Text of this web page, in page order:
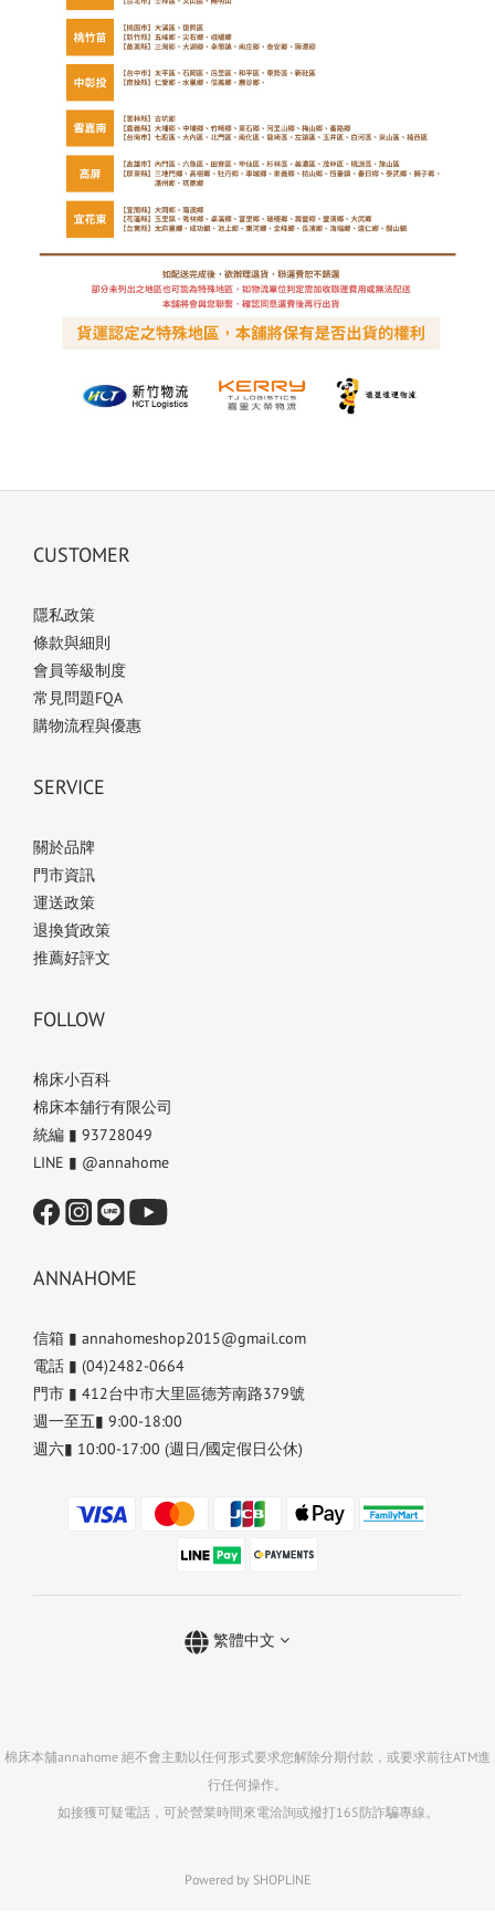
CUSTOMER
隱私政策
條款與細則
會員等級制度
常見問題FQA
購物流程與優惠
SERVICE
關於品牌
門市資訊
運送政策
退換貨政策
推薦好評文
FOLLOW
棉床小百科
棉床本舖行有限公司
統編 ▮ 93728049
LINE ▮ @annahome
ANNAHOME
信箱 ▮ annahomeshop2015@gmail.com
電話 ▮ (04)2482-0664
門市 ▮ 412台中市大里區德芳南路379號
週一至五▮ 9:00-18:00
週六▮ 10:00-17:00 (週日/國定假日公休)
繁體中文
棉床本舖annahome 絕不會主動以任何形式要求您解除分期付款，或要求前往ATM進
行任何操作。
如接獲可疑電話，可於營業時間來電洽詢或撥打165防詐騙專線。
Powered by SHOPLINE